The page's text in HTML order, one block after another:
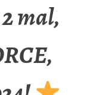
mal,